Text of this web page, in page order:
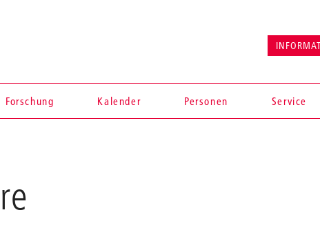
Forschung Kalender Personen Service